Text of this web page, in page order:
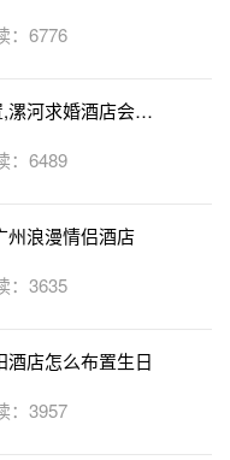
：6776
漯河求婚酒店会帮
：6489
州浪漫情侣酒店
：3635
店怎么布置生日
：3957